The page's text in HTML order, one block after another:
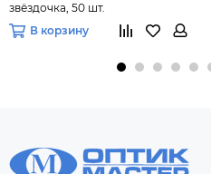
звёздочка, 50 шт.
В корзину